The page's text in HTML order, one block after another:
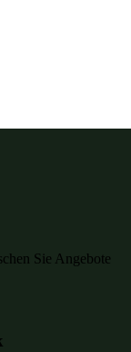
Sie Angebote